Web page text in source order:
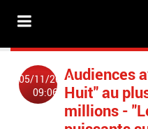
05/11/2018
09:06
Audiences
Huit" au
millions -